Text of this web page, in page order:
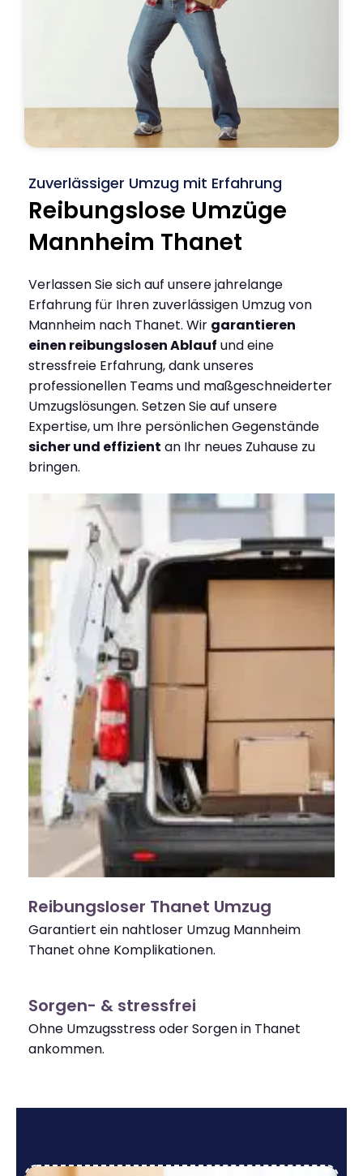
Zuverlässiger Umzug mit Erfahrung
Reibungslose Umzüge
Mannheim Thanet
Verlassen Sie sich auf unsere jahrelange
Erfahrung für Ihren zuverlässigen Umzug von
Mannheim nach Thanet. Wir garantieren
einen reibungslosen Ablauf und eine
stressfreie Erfahrung, dank unseres
professionellen Teams und maßgeschneiderter
Umzugslösungen. Setzen Sie auf unsere
Expertise, um Ihre persönlichen Gegenstände
sicher und effizient an Ihr neues Zuhause zu
bringen.
Reibungsloser Thanet Umzug
Garantiert ein nahtloser Umzug Mannheim
Thanet ohne Komplikationen.
Sorgen- & stressfrei
Ohne Umzugsstress oder Sorgen in Thanet
ankommen.